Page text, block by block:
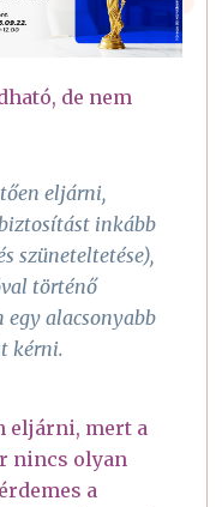
de nem
eljárni,
inkább
szüneteltetése),
történő
egy alacsonyabb
kérni.
eljárni, mert a
nincs olyan
a